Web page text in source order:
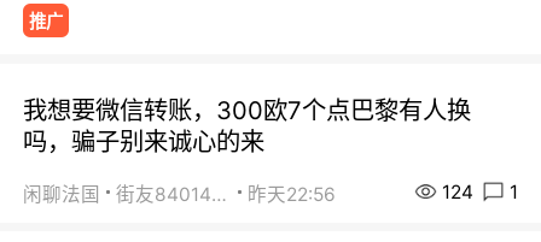
推广
我想要微信转账，300欧7个点巴黎有人换
吗，骗子别来诚心的来
闲聊法国 街友84014588 昨天22:56 124 1